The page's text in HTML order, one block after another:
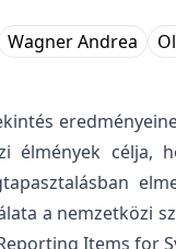
Wagner Andrea
élmények
a
Items for